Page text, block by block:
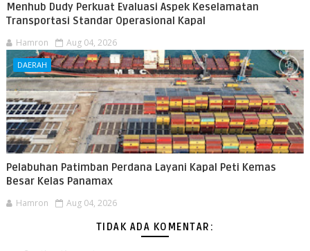
Menhub Dudy Perkuat Evaluasi Aspek Keselamatan
Transportasi Standar Operasional Kapal
Hamron Aug 04, 2026
DAERAH
Pelabuhan Patimban Perdana Layani Kapal Peti Kemas
Besar Kelas Panamax
Hamron Aug 04, 2026
TIDAK ADA KOMENTAR: